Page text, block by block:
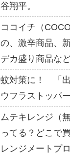
谷翔平。
ココイチ（
の、激辛商品、
デカ盛り商品な
蚊対策に！ 「
ウフラストッパー
ムテキレンジ（
ってる？どこで
レンジメートプ